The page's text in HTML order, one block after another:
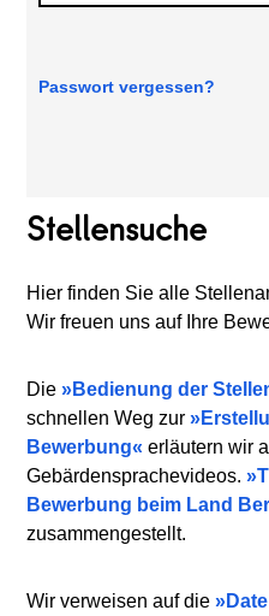
Passwort vergessen?
Stellensuche
Hier finden Sie alle
Wir freuen uns auf Ihre
Die Bedienung der
schnellen Weg zur
Bewerbung
erläutern wir
Gebärdensprachevideos.
Bewerbung beim Land
zusammengestellt.
Wir verweisen auf die